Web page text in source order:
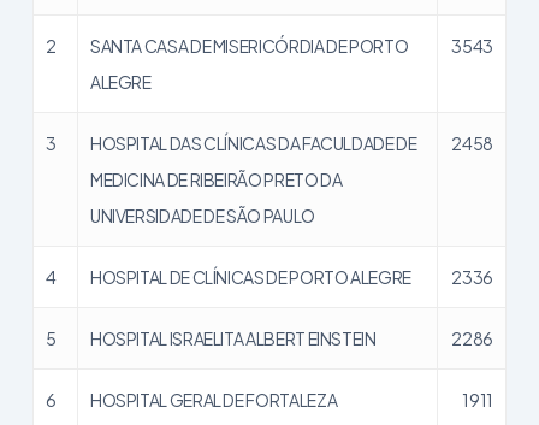
2
SANTA CASA DE MISERICÓRDIA DE PORTO
ALEGRE
3543
3
HOSPITAL DAS CLÍNICAS DA FACULDADE DE
MEDICINA DE RIBEIRÃO PRETO DA
UNIVERSIDADE DE SÃO PAULO
2458
4 HOSPITAL DE CLÍNICAS DE PORTO ALEGRE 2336
5 HOSPITAL ISRAELITA ALBERT EINSTEIN 2286
6 HOSPITAL GERAL DE FORTALEZA 1911